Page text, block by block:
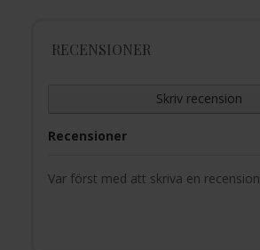
RECENSIONER
Skriv recension
Recensioner
Var först med att skriva en recension